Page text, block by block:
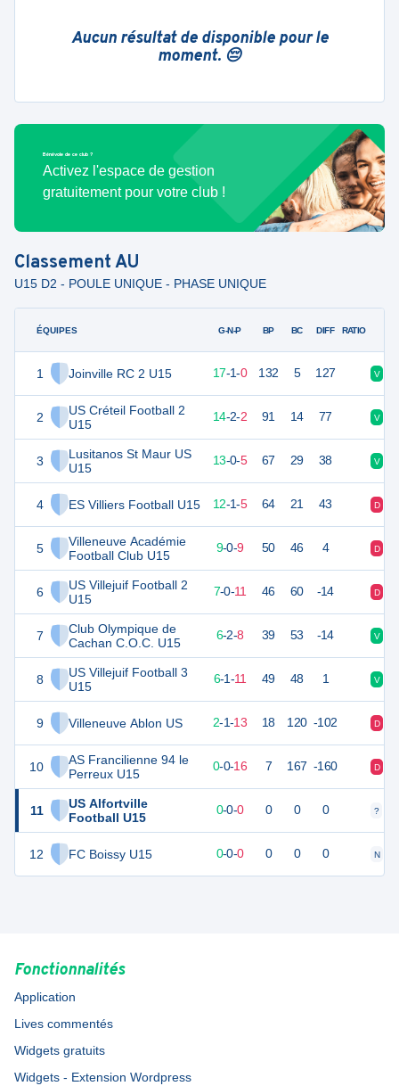
Aucun résultat de disponible pour le
moment. 😔
Bénévole de ce club ?
Activez l'espace de gestion
gratuitement pour votre club !
ClassementAU
U15 D2 - POULE UNIQUE - PHASE UNIQUE
ÉQUIPES
1 Joinville RC 2 U15
2
US Créteil Football 2
U15
3
Lusitanos St Maur US
U15
4 ES Villiers Football U15
5
Villeneuve Académie
Football Club U15
6
US Villejuif Football 2
U15
7
Club Olympique de
Cachan C.O.C. U15
8
US Villejuif Football 3
U15
9 Villeneuve Ablon US
10
AS Francilienne 94 le
Perreux U15
11
US Alfortville
Football U15
12 FC Boissy U15
G-N-P BP BC DIFF RATIO
52 17-1-0 132 5 127 V
44 14-2-2 91 14 77 V
39 18 13-0-5 67 29 38 V
37 18 12-1-5 64 21 43 D
27 18 9-0-9 50 46 4 D
21 18 7-0-11 46 60 -14 D
18 6-2-8 39 53 -14 V
18 18 6-1-11 49 48 1 V
5 2-1-13 18 120 -102 D
-2 18 0-0-16 7 167 -160 D
0-0-0 0 0 0 ?
0-0-0 0 0 0 N
Fonctionnalités
Application
Lives commentés
Widgets gratuits
Widgets - Extension Wordpress